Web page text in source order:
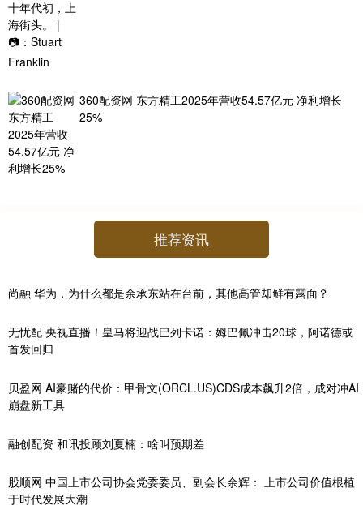
360配资网 东方精工2025年营收54.57亿元 净利增长
25%
推荐资讯
尚融 华为，为什么都是余承东站在台前，其他高管却鲜有露面？
无忧配 央视直播！皇马将迎战巴列卡诺：姆巴佩冲击20球，阿诺德或
首发回归
贝盈网 AI豪赌的代价：甲骨文(ORCL.US)CDS成本飙升2倍，成对冲AI
崩盘新工具
融创配资 和讯投顾刘夏楠：啥叫预期差
股顺网 中国上市公司协会党委委员、副会长余辉： 上市公司价值根植
于时代发展大潮